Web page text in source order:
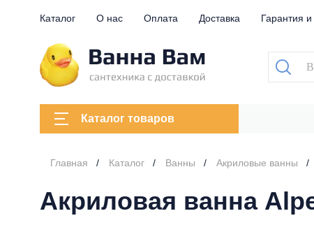
Каталог О нас Оплата Доставка Гарантия и
Каталог товаров
Главная Каталог Ванны Акриловые ванны
Акриловая ванна